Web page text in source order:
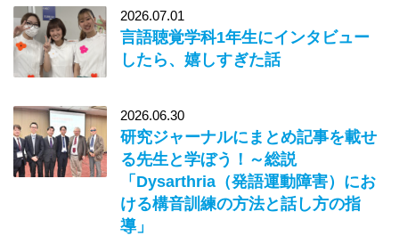
2026.07.01
言語聴覚学科1年生にインタビュー
したら、嬉しすぎた話
2026.06.30
研究ジャーナルにまとめ記事を載せ
る先生と学ぼう！～総説
「Dysarthria（発語運動障害）にお
ける構音訓練の方法と話し方の指
導」